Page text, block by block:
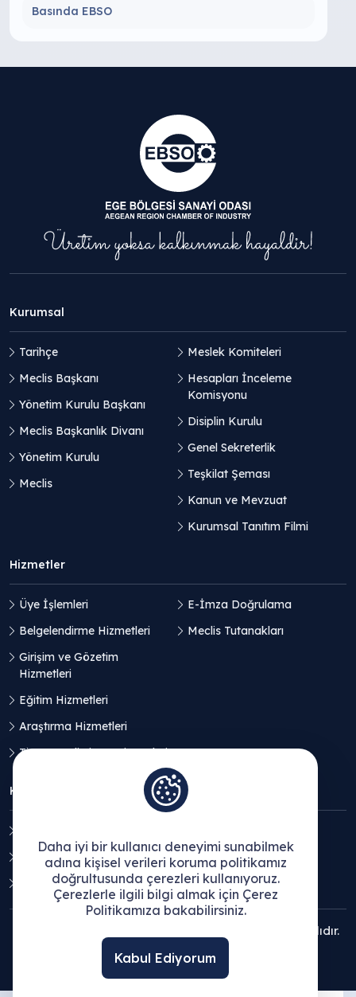
Basında EBSO
Kurumsal
Tarihçe
Meclis Başkanı
Yönetim Kurulu Başkanı
Meclis Başkanlık Divanı
Yönetim Kurulu
Meclis
Meslek Komiteleri
Hesapları İnceleme
Komisyonu
Disiplin Kurulu
Genel Sekreterlik
Teşkilat Şeması
Kanun ve Mevzuat
Kurumsal Tanıtım Filmi
Hizmetler
Üye İşlemleri
Belgelendirme Hizmetleri
Girişim ve Gözetim
Hizmetleri
Eğitim Hizmetleri
Araştırma Hizmetleri
Ticaret Geliştirme Hizmetleri
E-İmza Doğrulama
Meclis Tutanakları
KVKK
Açık Rıza Beyanı
Çerez Politikası
© 2025 Ege Bölgesi Sanayi Odası - Tüm hakları saklıdır.
Daha iyi bir kullanıcı deneyimi sunabilmek
adına kişisel verileri koruma politikamız
doğrultusunda çerezleri kullanıyoruz.
Çerezlerle ilgili bilgi almak için Çerez
Politikamıza bakabilirsiniz.
Kabul Ediyorum